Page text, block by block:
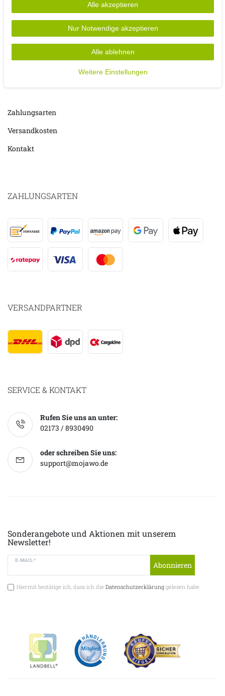
Zahlungsarten
Versandkosten
Kontakt
ZAHLUNGSARTEN
VERSANDPARTNER
SERVICE & KONTAKT
Rufen Sie uns an unter:
02173 / 8930490
oder schreiben Sie uns:
support@mojawo.de
Sonderangebote und Aktionen mit unserem
Newsletter!
E-MAIL *
Abonnieren
Hiermit bestätige ich, dass ich die Datenschutzerklärunggelesen habe.
Alle akzeptieren
Nur Notwendige akzeptieren
Alle ablehnen
Weitere Einstellungen